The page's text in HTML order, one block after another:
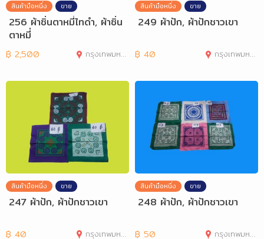
สินค้ามือหนึ่ง ขาย
256 ผ้าซิ่นตาหมี่ไทดำ, ผ้าซิ่น
ตาหมี่
฿ 2,500 กรุงเทพมหานคร
สินค้ามือหนึ่ง ขาย
249 ผ้าปัก, ผ้าปักชาวเขา
฿ 40 กรุงเทพมหานคร
สินค้ามือหนึ่ง ขาย
247 ผ้าปัก, ผ้าปักชาวเขา
฿ 40 กรุงเทพมหานคร
สินค้ามือหนึ่ง ขาย
248 ผ้าปัก, ผ้าปักชาวเขา
฿ 50 กรุงเทพมหานคร